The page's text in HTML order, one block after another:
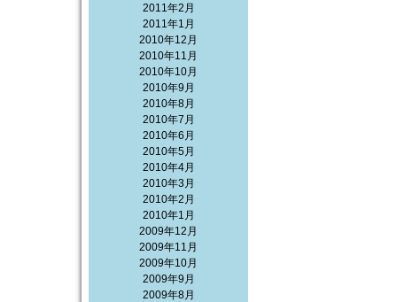
2011年2月
2011年1月
2010年12月
2010年11月
2010年10月
2010年9月
2010年8月
2010年7月
2010年6月
2010年5月
2010年4月
2010年3月
2010年2月
2010年1月
2009年12月
2009年11月
2009年10月
2009年9月
2009年8月